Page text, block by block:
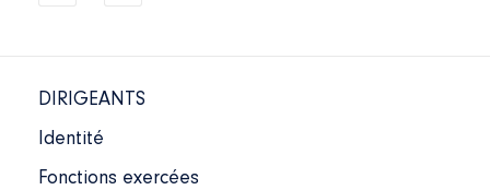
DIRIGEANTS
Identité
Fonctions exercées